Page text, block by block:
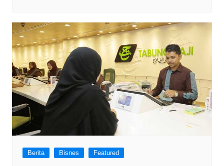
Berita Bisnes Featured